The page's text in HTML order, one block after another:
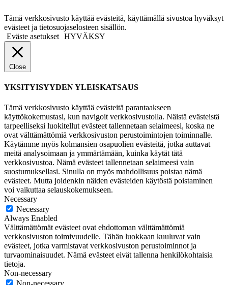
Tämä verkkosivusto käyttää evästeitä, käyttämällä sivustoa hyväksyt
evästeet ja tietosuojaselosteen sisällön.
Eväste asetukset HYVÄKSY
Close
YKSITYISYYDEN YLEISKATSAUS
Tämä verkkosivusto käyttää evästeitä parantaakseen
käyttökokemustasi, kun navigoit verkkosivustolla. Näistä evästeistä
tarpeelliseksi luokitellut evästeet tallennetaan selaimeesi, koska ne
ovat välttämättömiä verkkosivuston perustoimintojen toiminnalle.
Käytämme myös kolmansien osapuolien evästeitä, jotka auttavat
meitä analysoimaan ja ymmärtämään, kuinka käytät tätä
verkkosivustoa. Nämä evästeet tallennetaan selaimeesi vain
suostumuksellasi. Sinulla on myös mahdollisuus poistaa nämä
evästeet. Mutta joidenkin näiden evästeiden käytöstä poistaminen
voi vaikuttaa selauskokemukseen.
Necessary
Necessary
Always Enabled
Välttämättömät evästeet ovat ehdottoman välttämättömiä
verkkosivuston toimivuudelle. Tähän luokkaan kuuluvat vain
evästeet, jotka varmistavat verkkosivuston perustoiminnot ja
turvaominaisuudet. Nämä evästeet eivät tallenna henkilökohtaisia
tietoja.
Non-necessary
Non-necessary